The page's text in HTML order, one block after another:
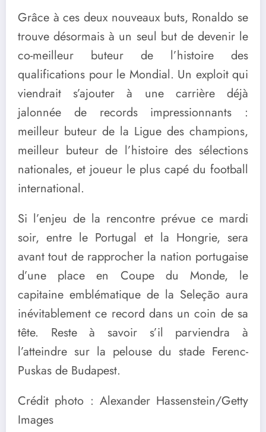
Grâce à ces deux nouveaux buts, Ronaldo se
trouve désormais à un seul but de devenir le
co-meilleur buteur de l’histoire des
qualifications pour le Mondial. Un exploit qui
viendrait s’ajouter à une carrière déjà
jalonnée de records impressionnants :
meilleur buteur de la Ligue des champions,
meilleur buteur de l’histoire des sélections
nationales, et joueur le plus capé du football
international.
Si l’enjeu de la rencontre prévue ce mardi
soir, entre le Portugal et la Hongrie, sera
avant tout de rapprocher la nation portugaise
d’une place en Coupe du Monde, le
capitaine emblématique de la Seleção aura
inévitablement ce record dans un coin de sa
tête. Reste à savoir s’il parviendra à
l’atteindre sur la pelouse du stade Ferenc-
Puskas de Budapest.
Crédit photo : Alexander Hassenstein/Getty
Images